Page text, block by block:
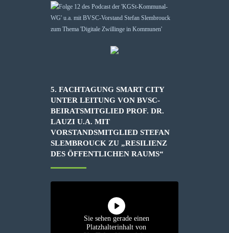
5. FACHTAGUNG SMART CITY
UNTER LEITUNG VON BVSC-
BEIRATSMITGLIED PROF. DR.
LAUZI U.A. MIT
VORSTANDSMITGLIED STEFAN
SLEMBROUCK ZU „RESILIENZ
DES ÖFFENTLICHEN RAUMS“
Sie sehen gerade einen
Platzhalterinhalt von